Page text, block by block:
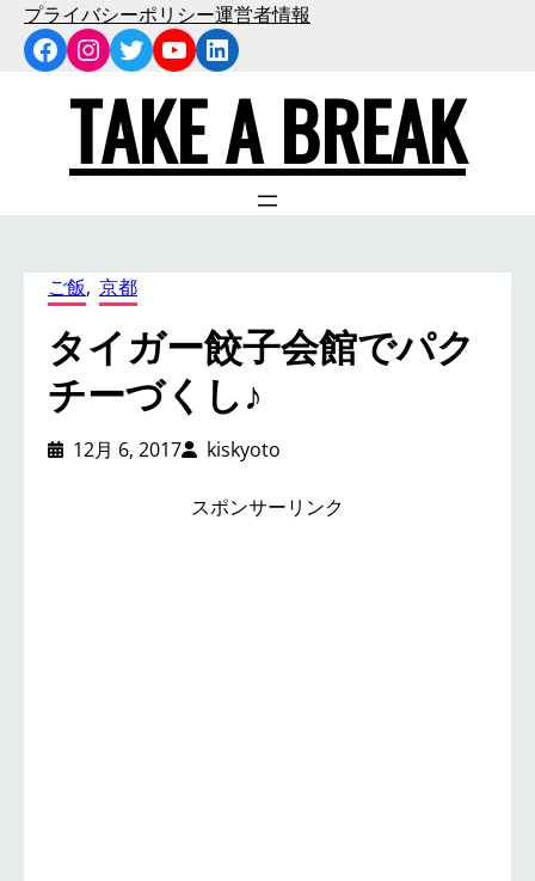
プライバシーポリシー運営者情報
Facebook
Instagram
Twitter
YouTube
LinkedIn
TAKE A BREAK
ご飯, 京都
タイガー餃子会館でパク
チーづくし♪
12月 6, 2017 kiskyoto
スポンサーリンク